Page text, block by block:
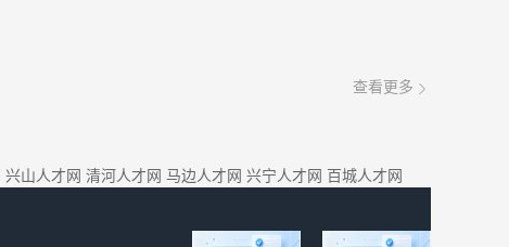
查看更多
兴山人才网 清河人才网 马边人才网 兴宁人才网 百城人才网